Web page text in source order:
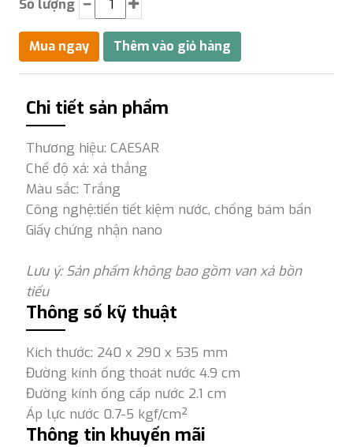
Số lượng
Chi tiết sản phẩm
Thương hiệu: CAESAR
Chế độ xả: xả thẳng
Màu sắc: Trắng
Công nghệ:tiến tiết kiệm nước, chống bám bẩn
Giấy chứng nhận nano
Lưu ý: Sản phẩm không bao gồm van xả bồn
tiểu
Thông số kỹ thuật
Kích thước: 240 x 290 x 535 mm
Đường kính ống thoát nước 4.9 cm
Đường kính ống cấp nước 2.1 cm
Áp lực nước 0.7-5 kgf/cm²
Thông tin khuyến mãi